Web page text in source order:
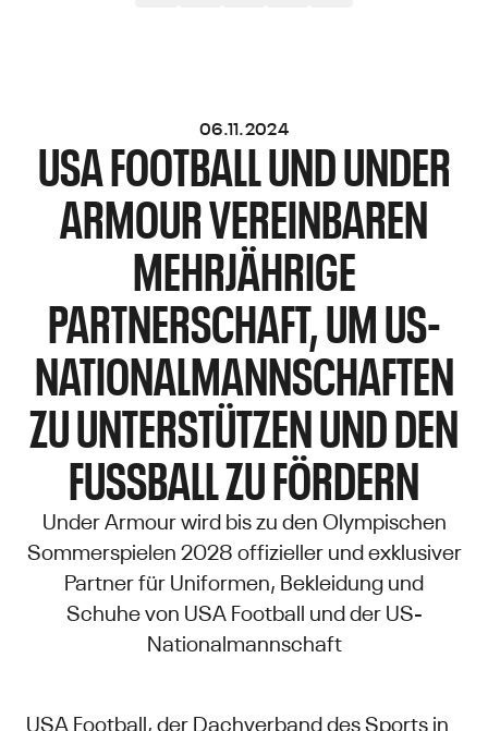
06.11.2024
USA FOOTBALL UND UNDER
ARMOUR VEREINBAREN
MEHRJÄHRIGE
PARTNERSCHAFT, UM US-
NATIONALMANNSCHAFTEN
ZU UNTERSTÜTZEN UND DEN
FUSSBALL ZU FÖRDERN
Under Armour wird bis zu den Olympischen
Sommerspielen 2028 offizieller und exklusiver
Partner für Uniformen, Bekleidung und
Schuhe von USA Football und der US-
Nationalmannschaft
USA Football, der Dachverband des Sports in